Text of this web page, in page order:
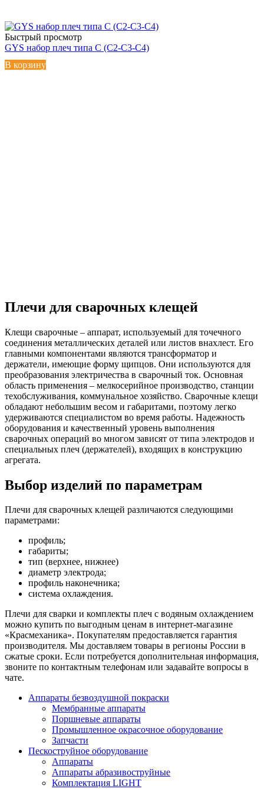
Быстрый просмотр
GYS набор плеч типа С (С2-С3-С4)
В корзину
Плечи для сварочных клещей
Клещи сварочные – аппарат, используемый для точечного
соединения металлических деталей или листов внахлест. Его
главными компонентами являются трансформатор и
держатели, имеющие форму щипцов. Они используются для
преобразования электричества в сварочный ток. Основная
область применения – мелкосерийное производство, станции
техобслуживания, коммунальное хозяйство. Сварочные клещи
обладают небольшим весом и габаритами, поэтому легко
удерживаются специалистом во время работы. Надежность
оборудования и качественный уровень выполнения
сварочных операций во многом зависят от типа электродов и
специальных плеч (держателей), входящих в конструкцию
агрегата.
Выбор изделий по параметрам
Плечи для сварочных клещей различаются следующими
параметрами:
профиль;
габариты;
тип (верхнее, нижнее)
диаметр электрода;
профиль наконечника;
система охлаждения.
Плечи для сварки и комплекты плеч с водяным охлаждением
можно купить по выгодным ценам в интернет-магазине
«Красмеханика». Покупателям предоставляется гарантия
производителя. Мы доставляем товары в регионы России в
сжатые сроки. Если потребуется дополнительная информация,
звоните по контактным телефонам или задавайте вопросы в
чате.
Аппараты безвоздушной покраски
Мембранные аппараты
Поршневые аппараты
Промышленное окрасочное оборудование
Запчасти
Пескоструйное оборудование
Аппараты
Аппараты абразивоструйные
Комплектация LIGHT